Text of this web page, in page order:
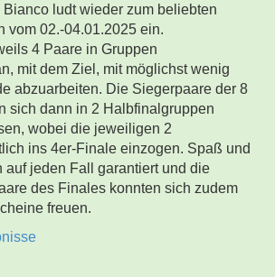
Bianco ludt wieder zum beliebten
vom 02.-04.01.2025 ein.
4 Paare in Gruppen
mit dem Ziel, mit möglichst wenig
abzuarbeiten. Die Siegerpaare der 8
sich dann in 2 Halbfinalgruppen
wobei die jeweiligen 2
ins 4er-Finale einzogen. Spaß und
auf jeden Fall garantiert und die
des Finales konnten sich zudem
freuen.